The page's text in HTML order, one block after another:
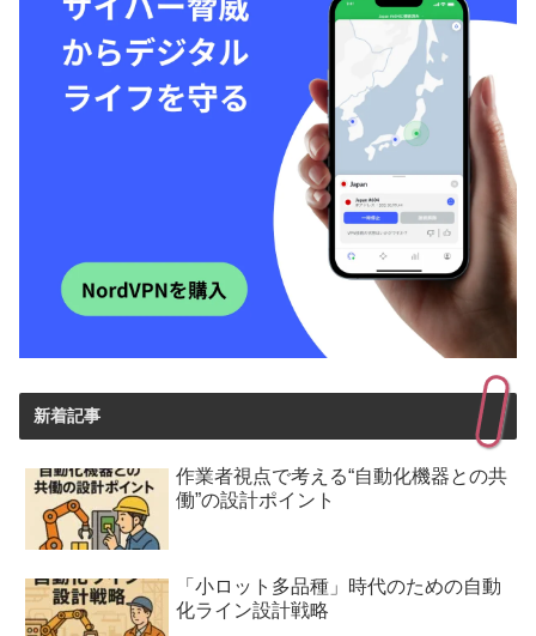
新着記事
作業者視点で考える“自動化機器との共
働”の設計ポイント
「小ロット多品種」時代のための自動
化ライン設計戦略